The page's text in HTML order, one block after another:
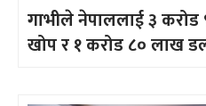
गाभीले नेपाललाई ३
खोप र १ करोड ८० लाख